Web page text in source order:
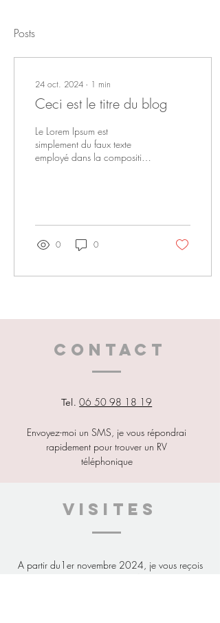
Posts
24 oct. 2024 ∙ 1 min
Ceci est le titre du blog
Le Lorem Ipsum est
simplement du faux texte
employé dans la composition
0 0
CONTACT
Tel.06 50 98 18 19
Envoyez-moi un SMS, je vous répondrai
rapidement pour trouver un RV
téléphonique
VISITes
A partir du1er novembre 2024, je vous reçois